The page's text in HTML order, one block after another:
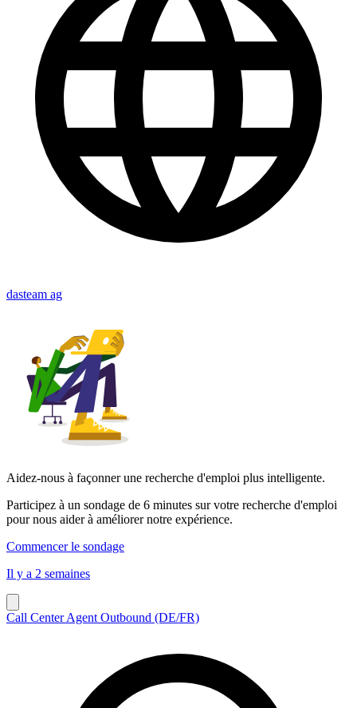
dasteam ag
Aidez-nous à façonner une recherche d'emploi plus intelligente.
Participez à un sondage de 6 minutes sur votre recherche d'emploi
pour nous aider à améliorer notre expérience.
Commencer le sondage
Il y a 2 semaines
Call Center Agent Outbound (DE/FR)